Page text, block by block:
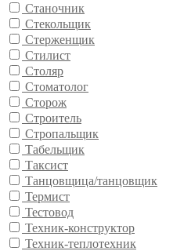
Станочник
Стекольщик
Стерженщик
Стилист
Столяр
Стоматолог
Сторож
Строитель
Стропальщик
Табельщик
Таксист
Танцовщица/танцовщик
Термист
Тестовод
Техник-конструктор
Техник-теплотехник